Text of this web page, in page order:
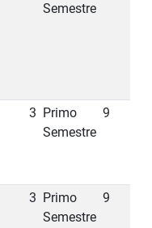
Semestre
3 Primo
Semestre
9
3 Primo
Semestre
9